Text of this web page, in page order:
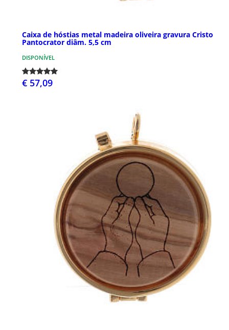
Caixa de hóstias metal madeira oliveira gravura Cristo
Pantocrator diâm. 5,5 cm
DISPONÍVEL
€ 57,09